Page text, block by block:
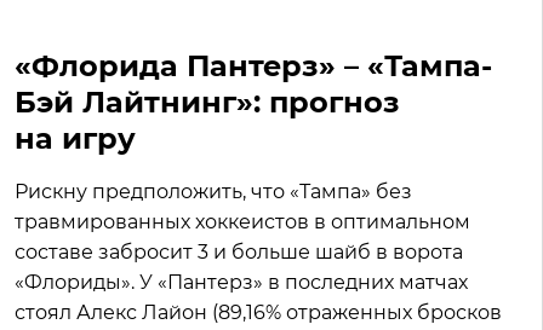
«Флорида Пантерз» – «Тампа-
Бэй Лайтнинг»: прогноз
на игру
Рискну предположить, что «Тампа» без
травмированных хоккеистов в оптимальном
составе забросит 3 и больше шайб в ворота
«Флориды». У «Пантерз» в последних матчах
стоял Алекс Лайон (89,16% отраженных бросков